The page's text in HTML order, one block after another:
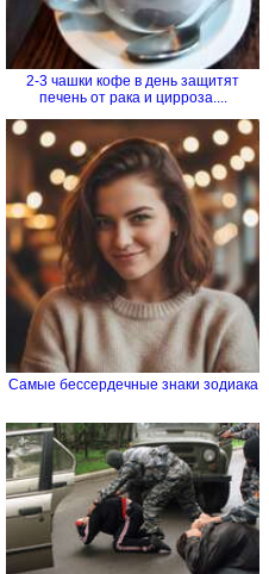
2-3 чашки кофе в день защитят
печень от рака и цирроза....
Самые бессердечные знаки зодиака